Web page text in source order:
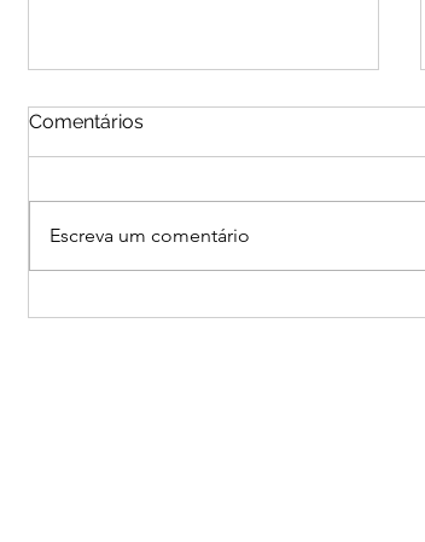
Comentários
Escreva um comentário